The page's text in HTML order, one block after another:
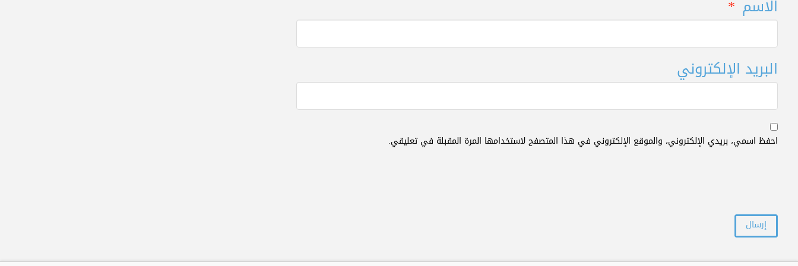
الاسم *
البريد الإلكتروني
احفظ اسمي، بريدي الإلكتروني، والموقع الإلكتروني في هذا المتصفح لاستخدامها المرة المقبلة في تعليقي.